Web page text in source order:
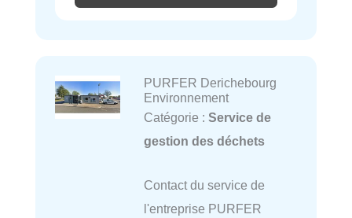
PURFER Derichebourg
Environnement
Catégorie : Service de
gestion des déchets
Contact du service de
l'entreprise PURFER